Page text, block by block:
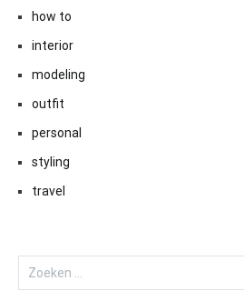
how to
interior
modeling
outfit
personal
styling
travel
Zoeken
naar: